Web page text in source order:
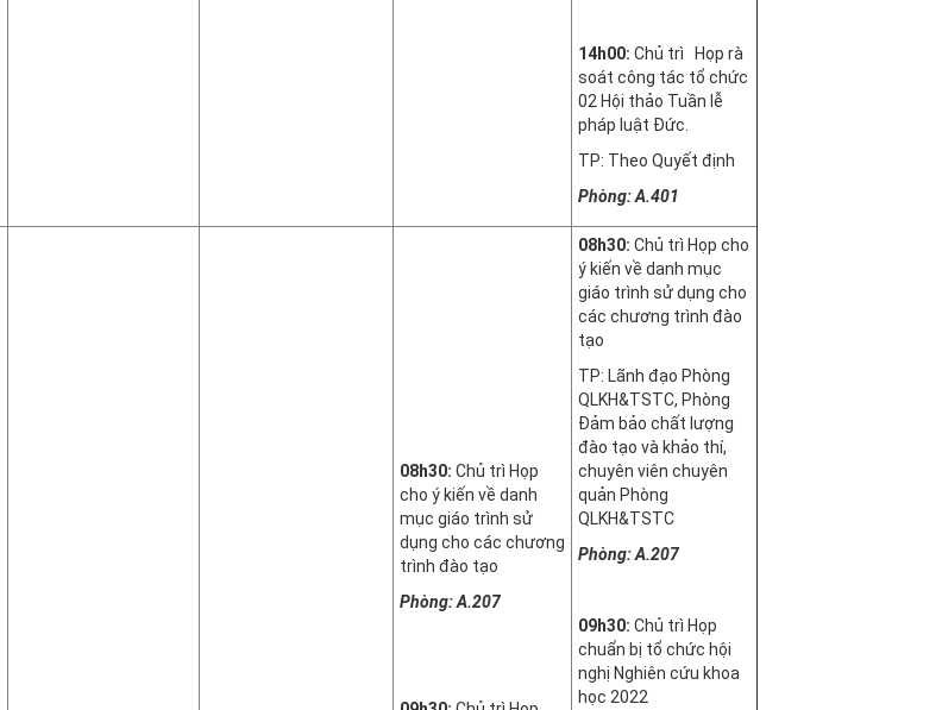
14h00: Chủ trì Họp rà
soát công tác tổ chức
02 Hội thảo Tuần lễ
pháp luật Đức.
TP: Theo Quyết định
Phòng: A.401
08h30: Chủ trì Họp
cho ý kiến về danh
mục giáo trình sử
dụng cho các chương
trình đào tạo
Phòng: A.207
08h30: Chủ trì Họp cho
ý kiến về danh mục
giáo trình sử dụng cho
các chương trình đào
tạo
TP: Lãnh đạo Phòng
QLKH&TSTC, Phòng
Đảm bảo chất lượng
đào tạo và khảo thí,
chuyên viên chuyên
quản Phòng
QLKH&TSTC
Phòng: A.207
09h30: Chủ trì Họp
chuẩn bị tổ chức hội
nghị Nghiên cứu khoa
học 2022